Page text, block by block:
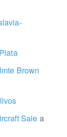
Brown
Sale a